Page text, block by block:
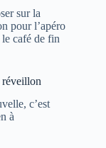
sur la
pour l’apéro
café de fin
réveillon
c’est
à